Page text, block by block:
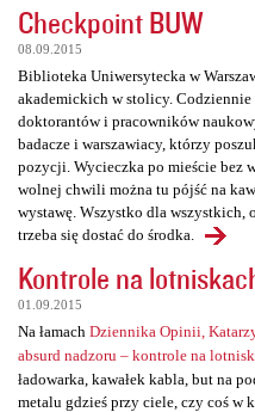
Checkpoint BUW
08.09.2015
Biblioteka Uniwersytecka w
akademickich w stolicy.
doktorantów i pracowników
badacze i warszawiacy, którzy
pozycji. Wycieczka po mieście bez
wolnej chwili można tu pójść na
wystawę. Wszystko dla wszystkich,
trzeba się dostać do środka.
Kontrole na
01.09.2015
Na łamach Dziennika Opinii,
absurd nadzoru – kontrole na
ładowarka, kawałek kabla, but na
metalu gdzieś przy ciele, czy coś w